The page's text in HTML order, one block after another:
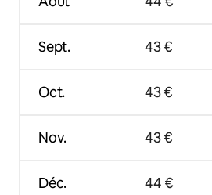
Sept.
Oct.
Nov.
Déc.
43 €
43 €
43 €
44 €